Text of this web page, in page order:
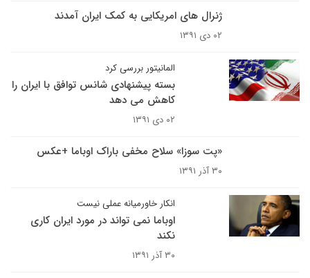
ژنرال های امریکایی به کمک ایران آمدند
۰۲ دی ۱۳۹۱
المانیتور بررسی کرد
بسته پیشنهادی شانس توافق با ایران را
کاهش می دهد
۰۲ دی ۱۳۹۱
«پت سوزا» سلاح مخفی باراک اوباما +عکس
۳۰ آذر ۱۳۹۱
انکار خاورمیانه عملی نیست
اوباما نمی تواند در مورد ایران کاری
نکند
۳۰ آذر ۱۳۹۱